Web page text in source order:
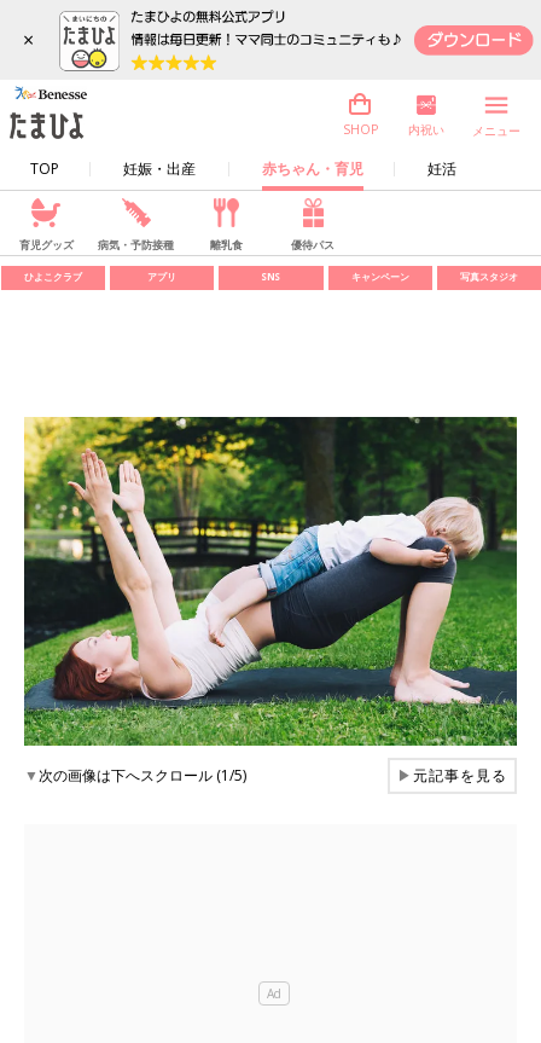
×
TOP 妊娠・出産 赤ちゃん・育児 妊活
SHOP 内祝い メニュー
育児グッズ 病気・予防接種 離乳食 優待パス
ひよこクラブ アプリ SNS キャンペーン 写真スタジオ
▼次の画像は下へスクロール (1/5) ▶元記事を見る